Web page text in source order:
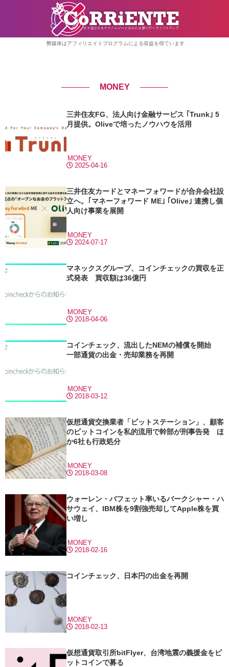
弊媒体はアフィリエイトプログラムによる収益を得ています
MONEY
三井住友FG、法人向け金融サービス ｢Trunk｣ 5
月提供。Oliveで培ったノウハウを活用
2025-04-16
MONEY
三井住友カードとマネーフォワードが合弁会社設
立へ。｢マネーフォワード ME｣ ｢Olive｣ 連携し個
人向け事業を展開
2024-07-17
MONEY
マネックスグループ、コインチェックの買収を正
式発表 買収額は36億円
2018-04-06
MONEY
コインチェック、流出したNEMの補償を開始
一部通貨の出金・売却業務を再開
2018-03-12
MONEY
仮想通貨交換業者「ビットステーション」、顧客
のビットコインを私的流用で幹部が刑事告発 ほ
か6社も行政処分
2018-03-08
MONEY
ウォーレン・バフェット率いるバークシャー・ハ
サウェイ、IBM株を9割強売却してApple株を買
い増し
2018-02-16
MONEY
コインチェック、日本円の出金を再開
2018-02-13
MONEY
仮想通貨取引所bitFlyer、台湾地震の義援金をビ
ットコインで募る